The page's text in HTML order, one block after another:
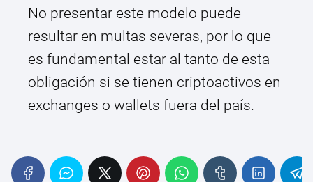
No presentar este modelo puede
resultar en multas severas, por lo que
es fundamental estar al tanto de esta
obligación si se tienen criptoactivos en
exchanges o wallets fuera del país.